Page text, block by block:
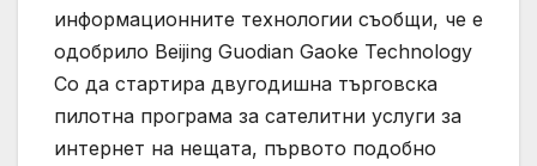
информационните технологии съобщи, че е
одобрило Beijing Guodian Gaoke Technology
Co да стартира двугодишна търговска
пилотна програма за сателитни услуги за
интернет на нещата, първото подобно